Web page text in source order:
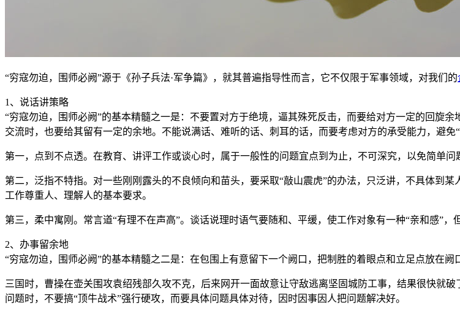
“穷寇勿迫，围师必阙”源于《孙子兵法·军争篇》，就其普遍指导性而言，它不仅限于军事领域，对我们的
1、说话讲策略
“穷寇勿迫，围师必阙”的基本精髓之一是：不要置对方于绝境，逼其殊死反击，而要给对方一定的回旋
交流时，也要给其留有一定的余地。不能说满话、难听的话、刺耳的话，而要考虑对方的承受能力，避免“
第一，点到不点透。在教育、讲评工作或谈心时，属于一般性的问题宜点到为止，不可深究，以免简单问
第二，泛指不特指。对一些刚刚露头的不良倾向和苗头，要采取“敲山震虎”的办法，只泛讲，不具体到
工作尊重人、理解人的基本要求。
第三，柔中寓刚。常言道“有理不在声高”。谈话说理时语气要随和、平缓，使工作对象有一种“亲和感”，
2、办事留余地
“穷寇勿迫，围师必阙”的基本精髓之二是：在包围上有意留下一个阙口，把制胜的着眼点和立足点放在阙
三国时，曹操在壶关围攻袁绍残部久攻不克，后来网开一面故意让守敌逃离坚固城防工事，结果很快就
问题时，不要搞“顶牛战术”强行硬攻，而要具体问题具体对待，因时因事因人把问题解决好。